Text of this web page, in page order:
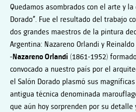
Quedamos asombrados con el arte y
Dorado”. Fue el resultado del trabajo
dos grandes maestros de la pintura
Argentina: Nazareno Orlandi y Reinaldo
-Nazareno Orlandi (1861-1952)
convocado a nuestro país por el
el Salón Dorado plasmó sus
antigua técnica denominada
que aún hoy sorprenden por su detalle